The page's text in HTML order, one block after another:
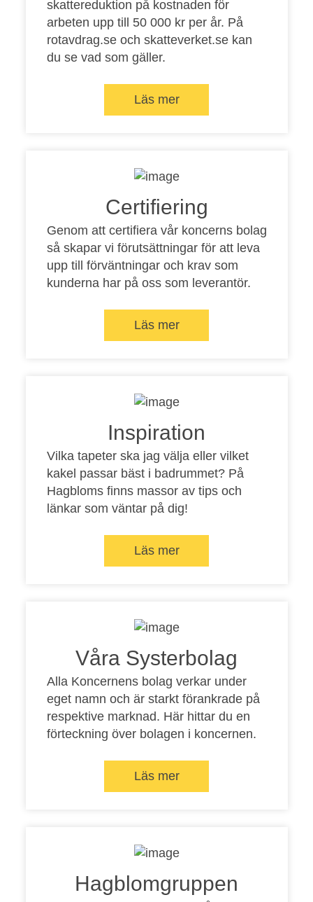
skattereduktion på kostnaden för
arbeten upp till 50 000 kr per år. På
rotavdrag.seoch skatteverket.sekan
du se vad som gäller.
Läs mer
Certifiering
Genom att certifiera vår koncerns bolag
så skapar vi förutsättningar för att leva
upp till förväntningar och krav som
kunderna har på oss som leverantör.
Läs mer
Inspiration
Vilka tapeter ska jag välja eller vilket
kakel passar bäst i badrummet? På
Hagbloms finns massor av tips och
länkar som väntar på dig!
Läs mer
Våra Systerbolag
Alla Koncernens bolag verkar under
eget namn och är starkt förankrade på
respektive marknad. Här hittar du en
förteckning över bolagen i koncernen.
Läs mer
Hagblomgruppen